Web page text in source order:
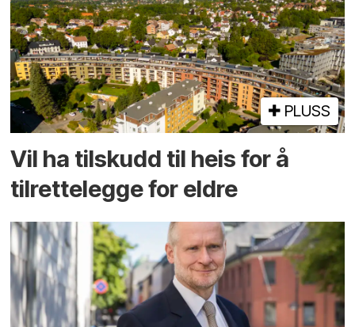
PLUSS
Vil ha tilskudd til heis for å
tilrettelegge for eldre